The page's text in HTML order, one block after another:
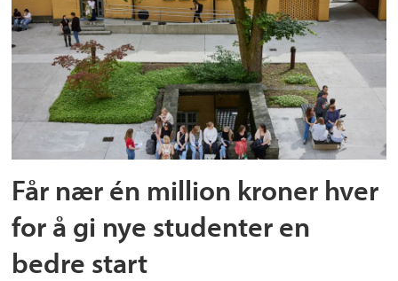
Får nær én million kroner hver
for å gi nye studenter en
bedre start